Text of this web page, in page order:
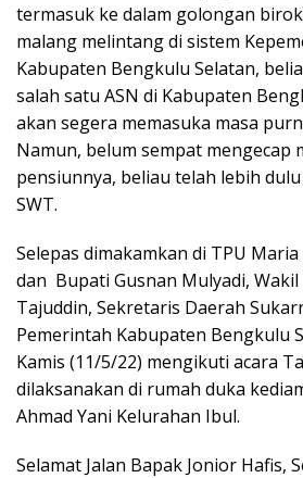
termasuk ke dalam golongan
malang melintang di sistem
Kabupaten Bengkulu Selatan,
salah satu ASN di Kabupaten
akan segera memasuka masa
Namun, belum sempat mengecap
pensiunnya, beliau telah lebih
SWT.
Selepas dimakamkan di TPU
dan Bupati Gusnan Mulyadi, Wakil
Tajuddin, Sekretaris Daerah
Pemerintah Kabupaten Bengkulu
Kamis (11/5/22) mengikuti acara
dilaksanakan di rumah duka
Ahmad Yani Kelurahan Ibul.
Selamat Jalan Bapak Jonior Hafis,